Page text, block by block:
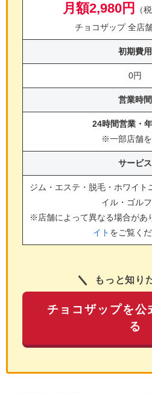
月額2,980円
（
チョコザップ 全店
初期費用
0円
営業時間
24時間営業・
※一部店舗を
サービス
ジム・エステ・脱毛・ホワイト
イル・ゴルフ
※店舗によって異なる場合があ
イト をご覧くだ
もっと知り
チョコザップを公
る